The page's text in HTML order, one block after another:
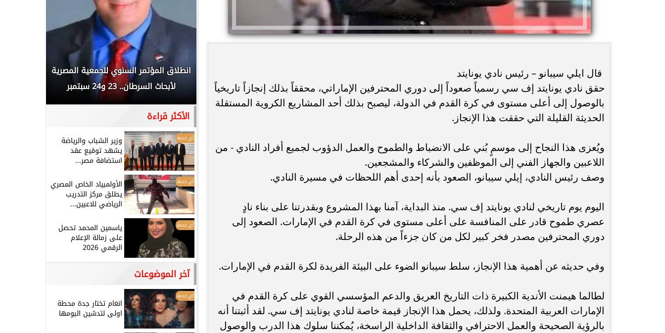
قال ايلي سيبانو – رئيس نادي يونايتد
حقق نادي يونايتد إف سي رسمياً صعوداً إلى دوري المحترفين الإماراتي، محققاً بذلك إنجازاً تاريخياً
بالوصول إلى أعلى مستوى في كرة القدم في الدولة، ليصبح بذلك أحد المشاريع الكروية المستقلة
الحديثة القليلة التي حققت هذا الإنجاز.
ويُعزى هذا النجاح إلى موسمٍ بُني على الانضباط والطموح والعمل الدؤوب لجميع أفراد النادي - من
اللاعبين والجهاز الفني إلى الموظفين والشركاء والمشجعين.
وصف رئيس النادي، إيلي سيبانو، الصعود بأنه إحدى أهم اللحظات في مسيرة النادي.
اليوم يوم تاريخي لنادي يونايتد إف سي. منذ البداية، آمنا بهذا المشروع وبقدرتنا على بناء نادٍ
عصري طموح قادر على المنافسة على أعلى مستوى في كرة القدم في الإمارات. الصعود إلى
دوري المحترفين مصدر فخر كبير لكل من كان جزءاً من هذه الرحلة.
وفي حديثه عن أهمية هذا الإنجاز، سلط سيبانو الضوء على البيئة الفريدة لكرة القدم في الإمارات.
لطالما هيمنت الأندية الكبيرة ذات التاريخ العريق والدعم المؤسسي القوي على كرة القدم في
الإمارات العربية المتحدة. ولذلك، يحمل هذا الإنجاز قيمة خاصة لنادي يونايتد إف سي. لقد أثبتنا أنه
بالرؤية الصحيحة والعمل الاحترافي والثقافة الداخلية الراسخة، يُمكننا سلوك هذا الدرب والوصول
انغام تختار جدة محطة اولى لتدشين
البومها
مصر تكتب التاريخ.. فريق “حلم” يفوز بكأس
بطولة Genuine Cup العالمية لكرة...
العربية السعودية بتصميم لافت وقدرات...
انطلاق المؤتمر السنوي للجمعية المصرية
لأبحاث السرطان.. 23 و24 سبتمبر
الأكثر قراءة
أي خدمة وزير الشباب والرياضة
يشهد توقيع عقد
استضافة مصر...
أي خدمة الأولمبياد الخاص المصري
يطلق مركز التدريب
الرياضي للاعبين...
أي خدمة ياسمين المحمد تحصل
على زمالة الإعلام
الرقمي 2026
آخر الموضوعات
أي خدمة
انغام تختار جدة محطة
اولى لتدشين البومها